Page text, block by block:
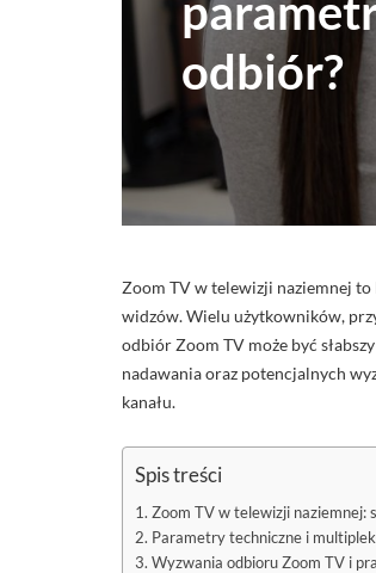
odbiór?
Zoom TV w telewizji naziemnej to
widzów. Wielu użytkowników,
odbiór Zoom TV może być
nadawania oraz potencjalnych
kanału.
Spis treści
Zoom TV w telewizji naziemnej:
Parametry techniczne i
Wyzwania odbioru Zoom TV i